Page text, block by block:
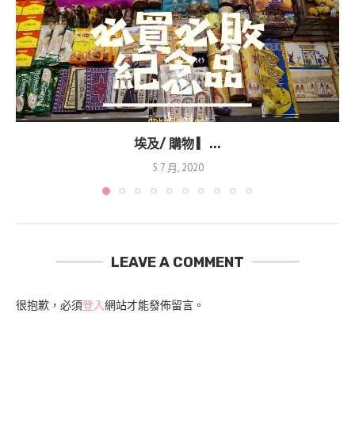
埃及/ 購物 ▎...
5 7 月, 2020
LEAVE A COMMENT
很抱歉，必須登入網站才能發佈留言。